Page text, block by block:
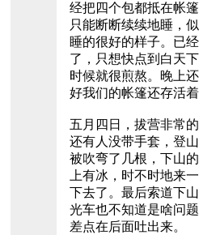
经把四个包都抵在帐
只能断断续续地睡，
睡的很好的样子。已
了，只想快点到白天
时候就很煎熬。晚上
好我们的帐篷还存活着
五月四日，拔营非常
还有人没带手套，登
被吹弯了几根，下山
上有冰，时不时地来
下去了。最后索道下
光车也不知道是啥问
差点在后面吐出来。